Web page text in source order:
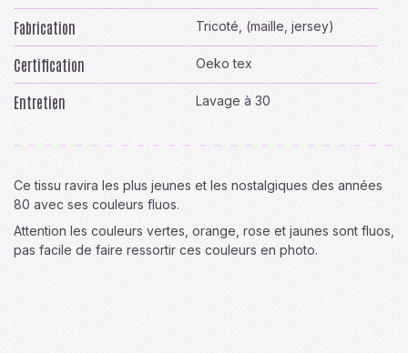
Fabrication Tricoté, (maille, jersey)
Certification Oeko tex
Entretien Lavage à 30
Ce tissu ravira les plus jeunes et les nostalgiques des années
80 avec ses couleurs fluos.
Attention les couleurs vertes, orange, rose et jaunes sont fluos,
pas facile de faire ressortir ces couleurs en photo.